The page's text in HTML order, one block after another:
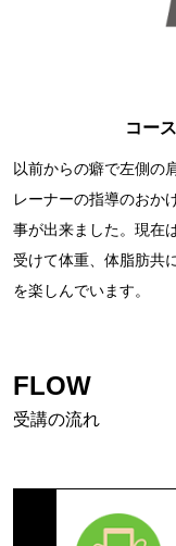
コー
以前からの癖で左側の
レーナーの指導のおか
事が出来ました。現在
受けて体重、体脂肪共
を楽しんでいます。
FLOW
受講の流れ